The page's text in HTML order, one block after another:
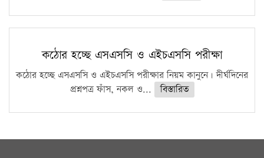
কঠোর হচ্ছে এসএসসি ও এইচএসসি পরীক্ষা
কঠোর হচ্ছে এসএসসি ও এইচএসসি পরীক্ষার নিয়ম কানুনে। দীর্ঘদিনের
প্রশ্নপত্র ফাঁস, নকল ও...
বিস্তারিত